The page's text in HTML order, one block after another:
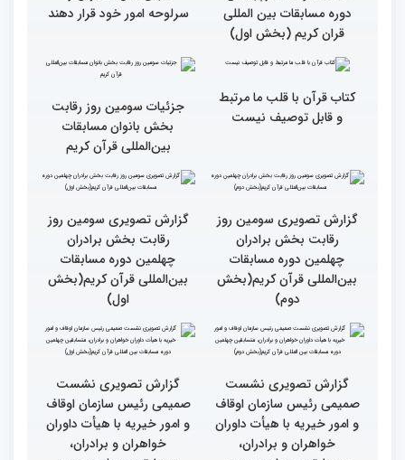
گزارش تصویری حضور
دوره مسابقات بین المللی
قران کریم (بخش اول)
قاری نیجریایی: نوجوانان
جهان عمل به قرآن را
سرلوحه امور خود قرار دهند
کتاب قرآن با قلب ما مرتبط
جزئیات سومین روز رقابت
بخش بانوان مسابقات
بین‌المللی قرآن کریم
گزارش تصویری سومین روز
رقابت بخش برادران
چهلمین دوره مسابقات
دوم)
گزارش تصویری سومین روز
رقابت بخش برادران
چهلمین دوره مسابقات
اول)